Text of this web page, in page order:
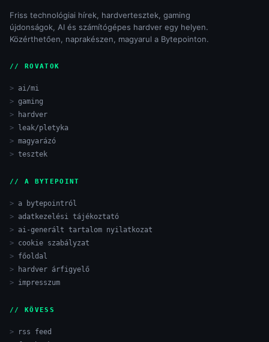
Friss technológiai hírek, hardvertesztek, gaming
újdonságok, AI és számítógépes hardver egy helyen.
Közérthetően, naprakészen, magyarul a Bytepointon.
// ROVATOK
ai/mi
gaming
hardver
leak/pletyka
magyarázó
tesztek
// A BYTEPOINT
a bytepointról
adatkezelési tájékoztató
ai-generált tartalom nyilatkozat
cookie szabályzat
főoldal
hardver árfigyelő
impresszum
// KÖVESS
rss feed